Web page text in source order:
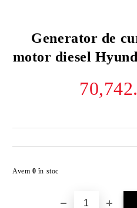
Generator de
motor diesel
Avem 0 în stoc